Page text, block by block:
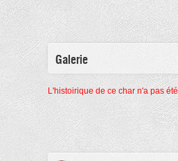
Galerie
L'histoirique de ce char n'a pas